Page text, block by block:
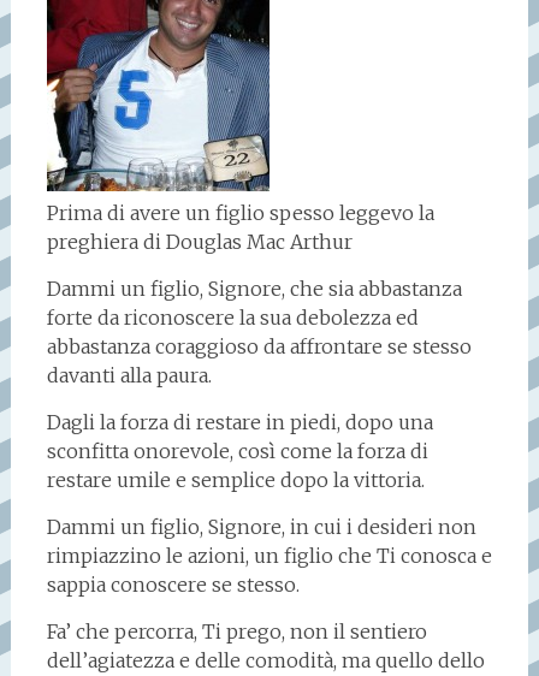
Prima di avere un figlio spesso leggevo la
preghiera di Douglas Mac Arthur
Dammi un figlio, Signore, che sia abbastanza
forte da riconoscere la sua debolezza ed
abbastanza coraggioso da affrontare se stesso
davanti alla paura.
Dagli la forza di restare in piedi, dopo una
sconfitta onorevole, così come la forza di
restare umile e semplice dopo la vittoria.
Dammi un figlio, Signore, in cui i desideri non
rimpiazzino le azioni, un figlio che Ti conosca e
sappia conoscere se stesso.
Fa’ che percorra, Ti prego, non il sentiero
dell’agiatezza e delle comodità, ma quello dello